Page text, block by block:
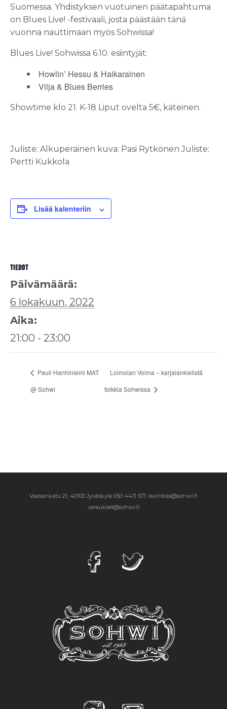
Suomessa. Yhdistyksen vuotuinen päätapahtuma
on Blues Live! -festivaali, josta päästään tänä
vuonna nauttimaan myös Sohwissa!
Blues Live! Sohwissa 6.10. esiintyjät:
Howlin’ Hessu & Haikarainen
Vilja & Blues Berries
Showtime klo 21. K-18 Liput ovelta 5€, käteinen.
Juliste: Alkuperäinen kuva: Pasi Rytkönen Juliste:
Pertti Kukkola
Lisää kalenteriin
TIEDOT
Päivämäärä:
6 lokakuun, 2022
Aika:
21:00 - 23:00
Pauli Hanhiniemi MAT
@ Sohwi
Loimolan Voima – karjalankielistä
folkkia Sohwissa
Vaasankatu 21, 40100 Jyväskylä 050 4411 517, ravintola@sohwi.fi
varaukset@sohwi.fi